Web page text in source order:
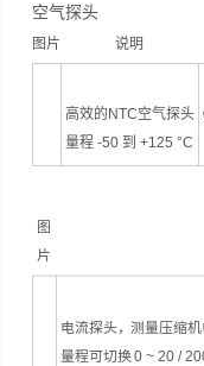
空气探头
图片 说明
高效的NTC空气探头
量程 -50 到 +125 °C
图
片
电流探头，测量压缩机
量程可切换 0 ~ 20 /